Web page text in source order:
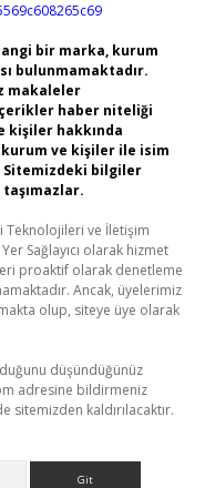
bir marka, kurum
bulunmamaktadır.
makaleler
haber niteliği
kişiler hakkında
kurum ve kişiler ile isim
bilgiler
Teknolojileri ve İletişim
Sağlayıcı olarak hizmet
proaktif olarak denetleme
Ancak, üyelerimiz
olup, siteye üye olarak
düşündüğünüz
adresine bildirmeniz
sitemizden kaldırılacaktır.